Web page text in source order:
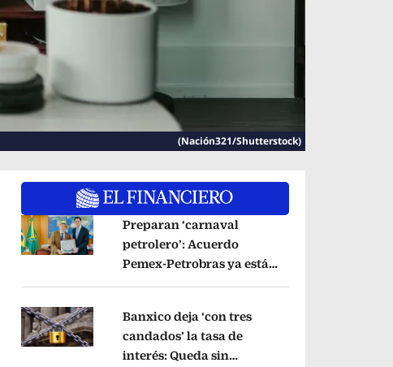
(Nación321/Shutterstock)
Opens in new window
Preparan ‘carnaval
petrolero’: Acuerdo
Pemex-Petrobras ya está
Opens in new window
Banxico deja ‘con tres
candados’ la tasa de
interés: Queda sin